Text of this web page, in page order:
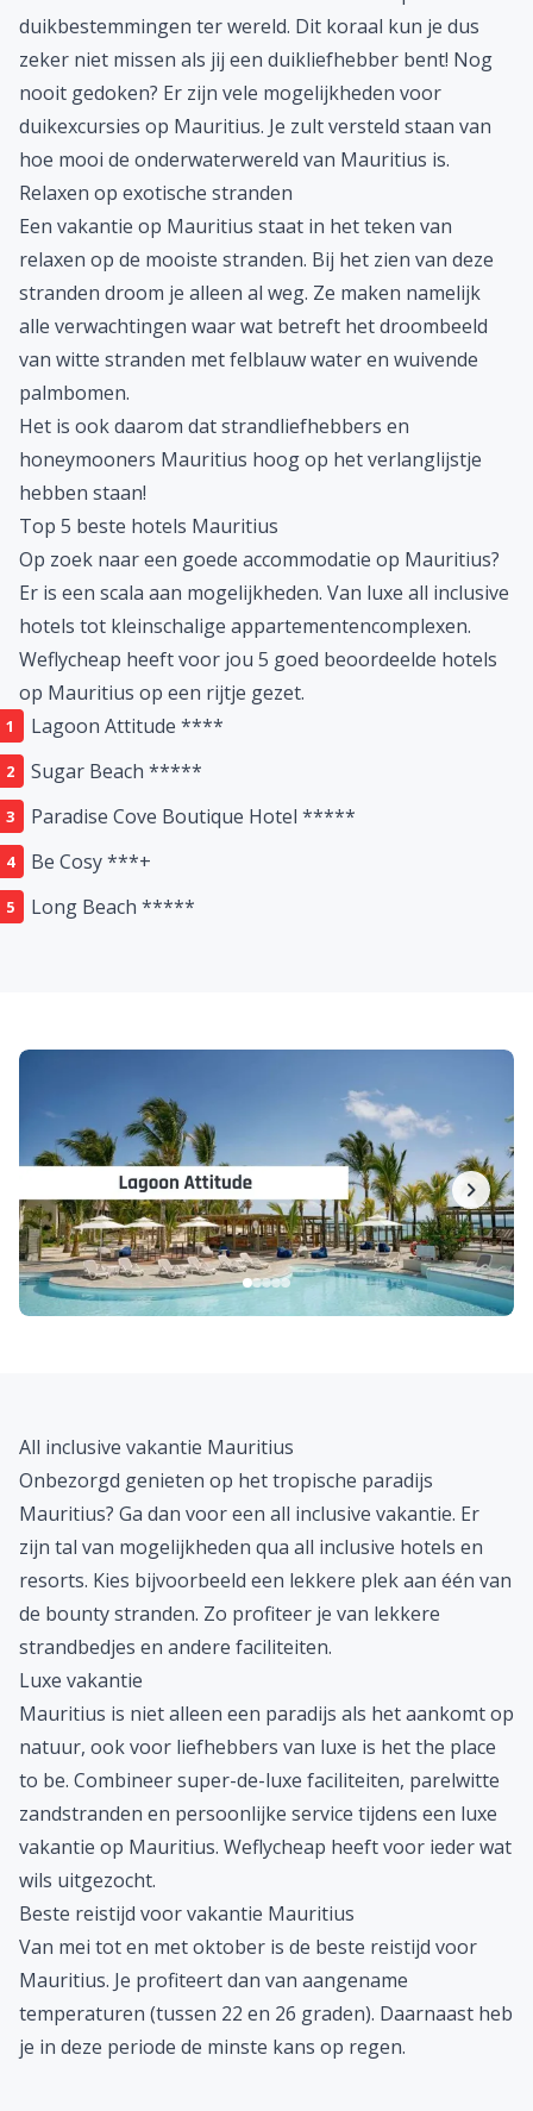
duikbestemmingen ter wereld. Dit koraal kun je dus
zeker niet missen als jij een duikliefhebber bent! Nog
nooit gedoken? Er zijn vele mogelijkheden voor
duikexcursies op Mauritius. Je zult versteld staan van
hoe mooi de onderwaterwereld van Mauritius is.
Relaxen op exotische stranden
Een vakantie op Mauritius staat in het teken van
relaxen op de mooiste stranden. Bij het zien van deze
stranden droom je alleen al weg. Ze maken namelijk
alle verwachtingen waar wat betreft het droombeeld
van witte stranden met felblauw water en wuivende
palmbomen.
Het is ook daarom dat strandliefhebbers en
honeymooners Mauritius hoog op het verlanglijstje
hebben staan!
Top 5 beste hotels Mauritius
Op zoek naar een goede accommodatie op Mauritius?
Er is een scala aan mogelijkheden. Van luxe all inclusive
hotels tot kleinschalige appartementencomplexen.
Weflycheap heeft voor jou 5 goed beoordeelde hotels
op Mauritius op een rijtje gezet.
Lagoon Attitude ****
Sugar Beach *****
Paradise Cove Boutique Hotel *****
Be Cosy ***+
Long Beach *****
All inclusive vakantie Mauritius
Onbezorgd genieten op het tropische paradijs
Mauritius? Ga dan voor een all inclusive vakantie. Er
zijn tal van mogelijkheden qua all inclusive hotels en
resorts. Kies bijvoorbeeld een lekkere plek aan één van
de bounty stranden. Zo profiteer je van lekkere
strandbedjes en andere faciliteiten.
Luxe vakantie
Mauritius is niet alleen een paradijs als het aankomt op
natuur, ook voor liefhebbers van luxe is hetthe place
to be. Combineer super-de-luxe faciliteiten, parelwitte
zandstranden en persoonlijke service tijdens een luxe
vakantie op Mauritius. Weflycheap heeft voor ieder wat
wils uitgezocht.
Beste reistijd voor vakantie Mauritius
Van mei tot en met oktober is de beste reistijd voor
Mauritius. Je profiteert dan van aangename
temperaturen (tussen 22 en 26 graden). Daarnaast heb
je in deze periode de minste kans op regen.